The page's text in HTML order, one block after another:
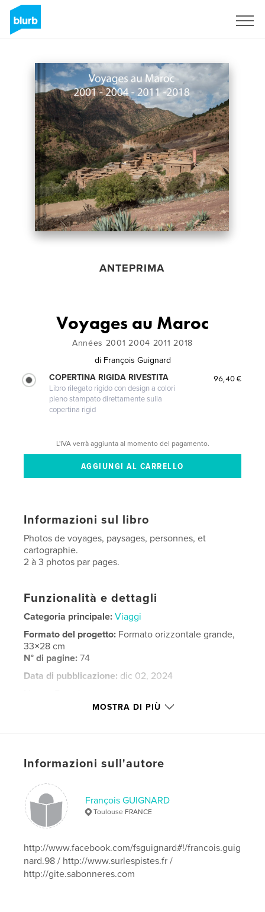
ANTEPRIMA
Voyages au Maroc
Années 2001 2004 2011 2018
di François Guignard
COPERTINA RIGIDA RIVESTITA
Libro rilegato rigido con design a colori
pieno stampato direttamente sulla
copertina rigid
96,40 €
L'IVA verrà aggiunta al momento del pagamento.
Informazioni sul libro
Photos de voyages, paysages, personnes, et
cartographie.
2 à 3 photos par pages.
Funzionalità e dettagli
Categoria principale: Viaggi
Formato del progetto: Formato orizzontale grande,
33×28 cm
N° di pagine:74
Data di pubblicazione: dic 02, 2024
MOSTRA DI PIÙ
Informazioni sull'autore
François GUIGNARD
Toulouse FRANCE
http://www.facebook.com/fsguignard#!/francois.guig
nard.98 / http://www.surlespistes.fr /
http://gite.sabonneres.com